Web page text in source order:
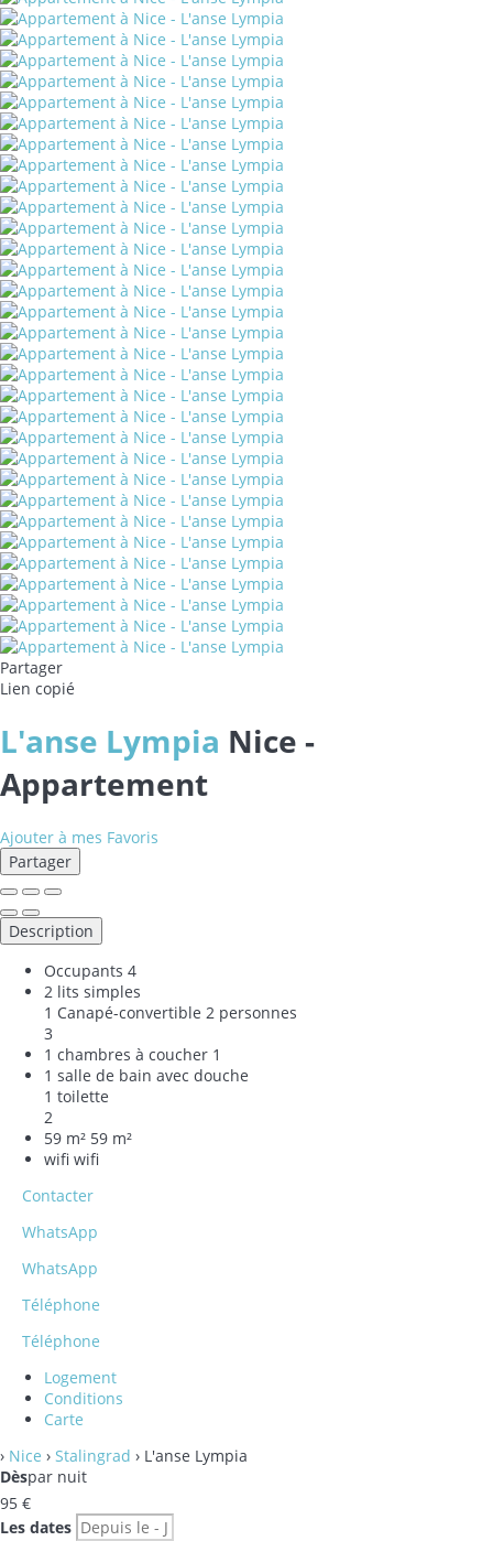
Partager
Lien copié
L'anse Lympia Nice -
Appartement
Ajouter à mes Favoris
Partager
Description
Occupants 4
2 lits simples
1 Canapé-convertible 2 personnes
3
1 chambres à coucher 1
1 salle de bain avec douche
1 toilette
2
59 m² 59 m²
wifi wifi
Contacter
WhatsApp
WhatsApp
Téléphone
Téléphone
Logement
Conditions
Carte
› Nice › Stalingrad › L'anse Lympia
Dèspar nuit
95 €
Les dates